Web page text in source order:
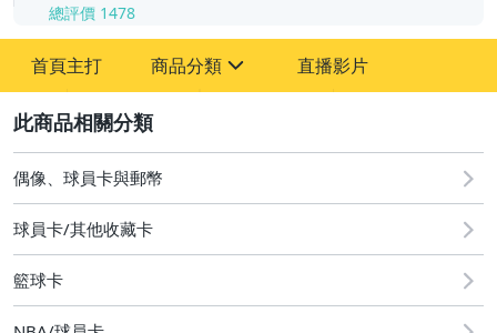
總評價 1478
首頁主打 商品分類
成人專區
偶像、球員卡與郵幣
直播影片
偶像、球員卡與郵幣
球員卡/其他收藏卡
籃球卡